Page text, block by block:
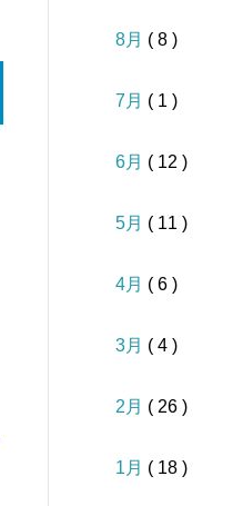
8月 ( 8 )
7月 ( 1 )
6月 ( 12 )
5月 ( 11 )
4月 ( 6 )
3月 ( 4 )
2月 ( 26 )
1月 ( 18 )